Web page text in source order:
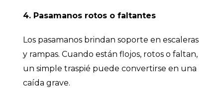
4. Pasamanos rotos o faltantes
Los pasamanos brindan soporte en escaleras
y rampas. Cuando están flojos, rotos o faltan,
un simple traspié puede convertirse en una
caída grave.